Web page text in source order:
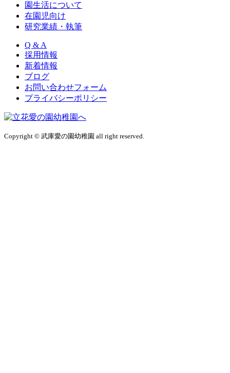
園生活について
在園児向け
研究業績・執筆
Q & A
採用情報
新着情報
ブログ
お問い合わせフォーム
プライバシーポリシー
Copyright © 武庫愛の園幼稚園 all right reserved.